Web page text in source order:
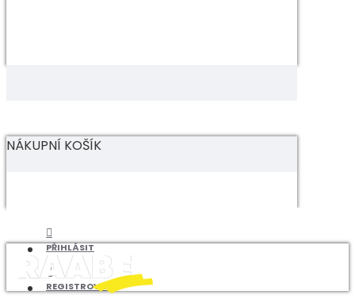
NÁKUPNÍ KOŠÍK
PŘIHLÁSIT
REGISTROVAT